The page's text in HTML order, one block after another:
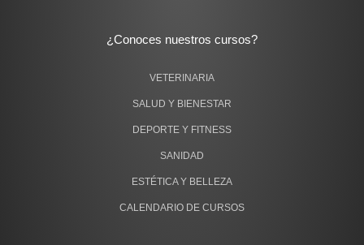
¿Conoces nuestros cursos?
VETERINARIA
SALUD Y BIENESTAR
DEPORTE Y FITNESS
SANIDAD
ESTÉTICA Y BELLEZA
CALENDARIO DE CURSOS